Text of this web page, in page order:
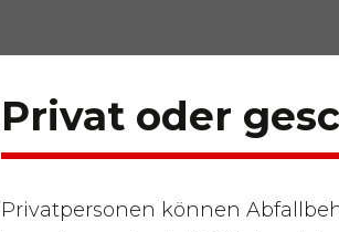
Privat oder
Privatpersonen können